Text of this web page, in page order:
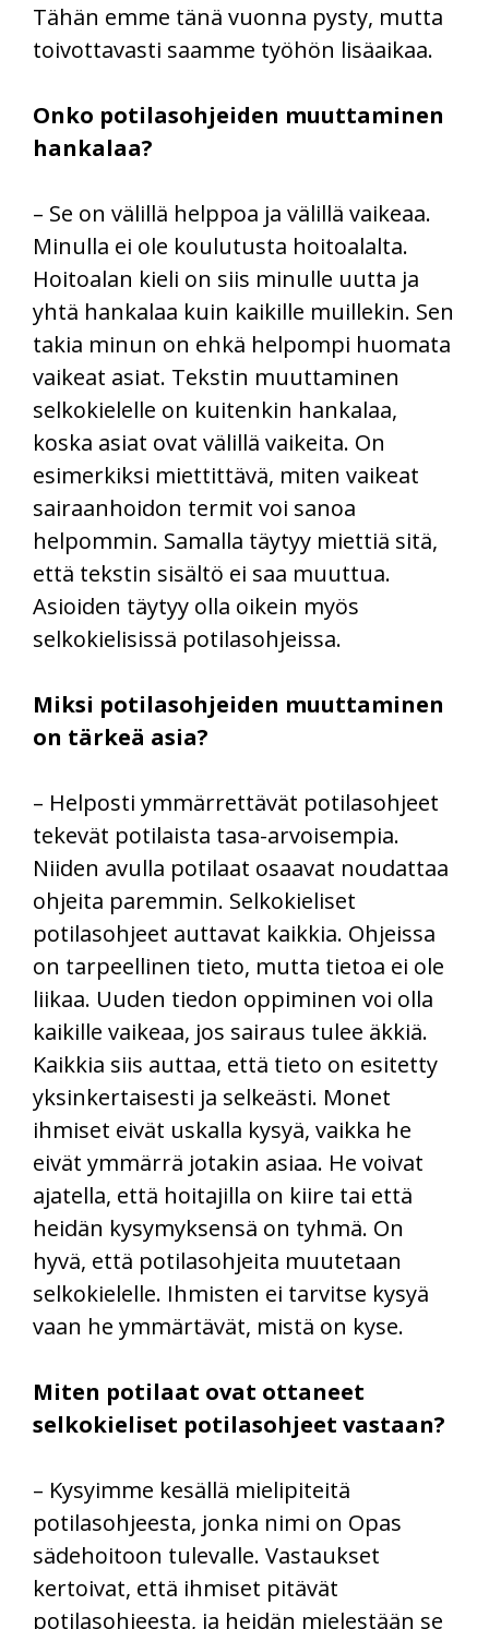
Tähän emme tänä vuonna pysty, mutta
toivottavasti saamme työhön lisäaikaa.
Onko potilasohjeiden muuttaminen
hankalaa?
– Se on välillä helppoa ja välillä vaikeaa.
Minulla ei ole koulutusta hoitoalalta.
Hoitoalan kieli on siis minulle uutta ja
yhtä hankalaa kuin kaikille muillekin. Sen
takia minun on ehkä helpompi huomata
vaikeat asiat. Tekstin muuttaminen
selkokielelle on kuitenkin hankalaa,
koska asiat ovat välillä vaikeita. On
esimerkiksi miettittävä, miten vaikeat
sairaanhoidon termit voi sanoa
helpommin. Samalla täytyy miettiä sitä,
että tekstin sisältö ei saa muuttua.
Asioiden täytyy olla oikein myös
selkokielisissä potilasohjeissa.
Miksi potilasohjeiden muuttaminen
on tärkeä asia?
– Helposti ymmärrettävät potilasohjeet
tekevät potilaista tasa-arvoisempia.
Niiden avulla potilaat osaavat noudattaa
ohjeita paremmin. Selkokieliset
potilasohjeet auttavat kaikkia. Ohjeissa
on tarpeellinen tieto, mutta tietoa ei ole
liikaa. Uuden tiedon oppiminen voi olla
kaikille vaikeaa, jos sairaus tulee äkkiä.
Kaikkia siis auttaa, että tieto on esitetty
yksinkertaisesti ja selkeästi. Monet
ihmiset eivät uskalla kysyä, vaikka he
eivät ymmärrä jotakin asiaa. He voivat
ajatella, että hoitajilla on kiire tai että
heidän kysymyksensä on tyhmä. On
hyvä, että potilasohjeita muutetaan
selkokielelle. Ihmisten ei tarvitse kysyä
vaan he ymmärtävät, mistä on kyse.
Miten potilaat ovat ottaneet
selkokieliset potilasohjeet vastaan?
– Kysyimme kesällä mielipiteitä
potilasohjeesta, jonka nimi on Opas
sädehoitoon tulevalle. Vastaukset
kertoivat, että ihmiset pitävät
potilasohjeesta, ja heidän mielestään se